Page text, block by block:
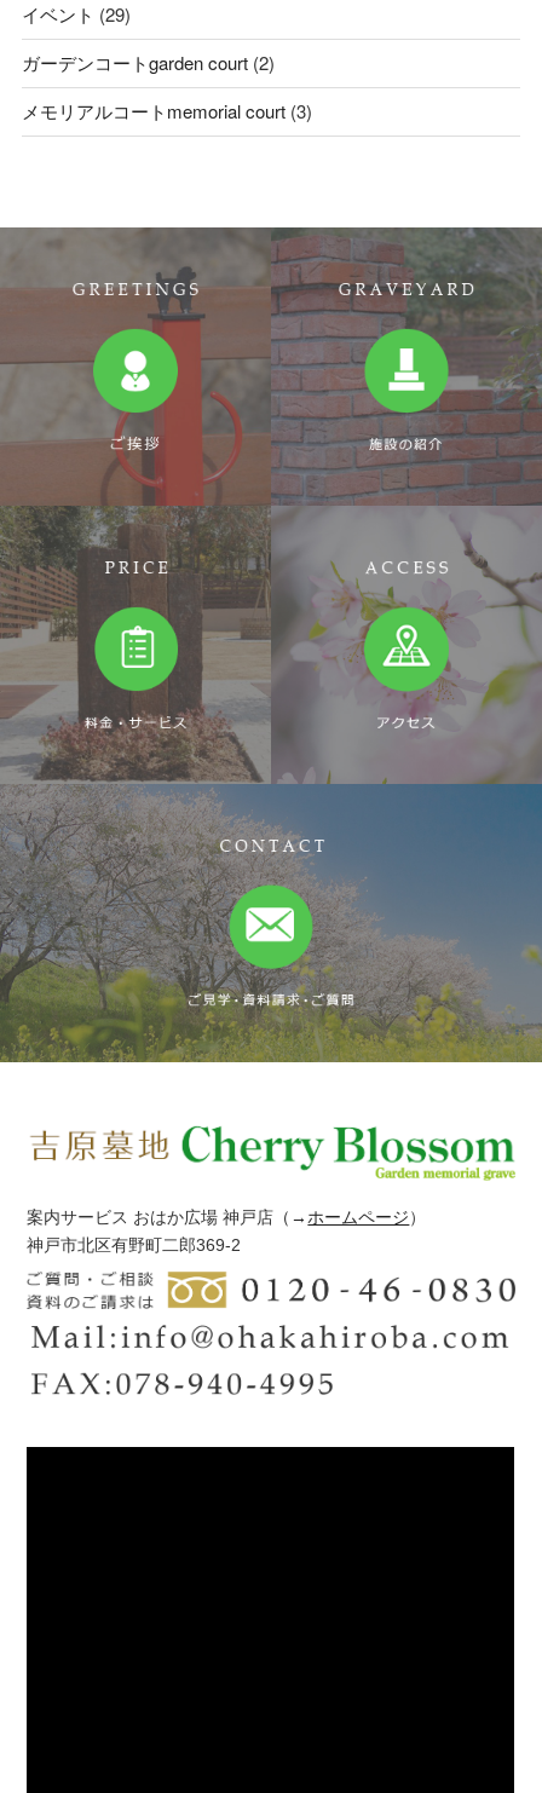
イベント (29)
ガーデンコートgarden court(2)
メモリアルコートmemorial court(3)
案内サービス おはか広場 神戸店 （→ ホームページ）
神戸市北区有野町二郎369-2